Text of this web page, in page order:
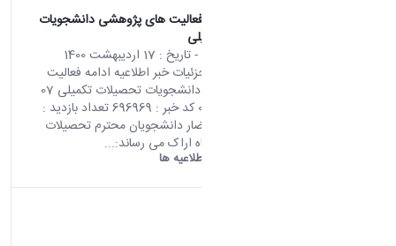
اطلاعیه ادامه فعالیت های پژوهشی دانشجویات
تحصیلات تکمیلی
- تاریخ : 17 اردیبهشت 1400
صفحه اصلی جزئیات خبر اطلاعیه ادامه فعالیت
های پژوهشی دانشجویات تحصیلات تکمیلی 07
05 2021 02:57 کد خبر : 696969 تعداد بازدید :
7016 به استحضار دانشجویان محترم تحصیلات
تکمیلی دانشگاه اراک می رساند:...
اطلاعیه ها